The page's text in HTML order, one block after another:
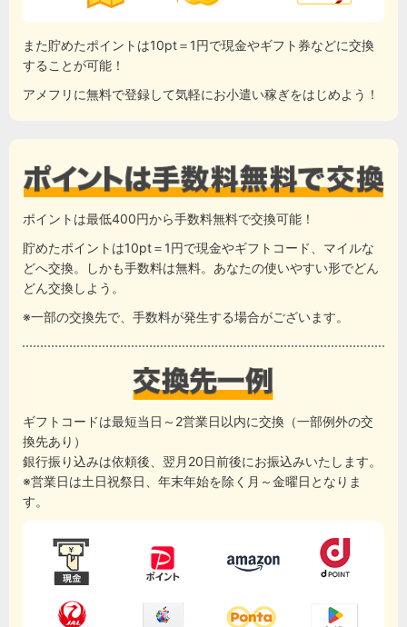
また貯めたポイントは10pt＝1円で現金やギフト券などに交換
することが可能！
アメフリに無料で登録して気軽にお小遣い稼ぎをはじめよう！
ポイントは最低400円から手数料無料で交換可能！
貯めたポイントは10pt＝1円で現金やギフトコード、マイルな
どへ交換。しかも手数料は無料。あなたの使いやすい形でどん
どん交換しよう。
※一部の交換先で、手数料が発生する場合がございます。
ギフトコードは最短当日～2営業日以内に交換（一部例外の交
換先あり）
銀行振り込みは依頼後、翌月20日前後にお振込みいたします。
※営業日は土日祝祭日、年末年始を除く月～金曜日となりま
す。